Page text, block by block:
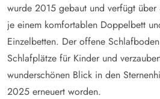
wurde 2015 gebaut und verfügt
je einem komfortablen Doppelbett
Einzelbetten. Der offene
Schlafplätze für Kinder und
wunderschönen Blick in den
2025 erneuert worden.